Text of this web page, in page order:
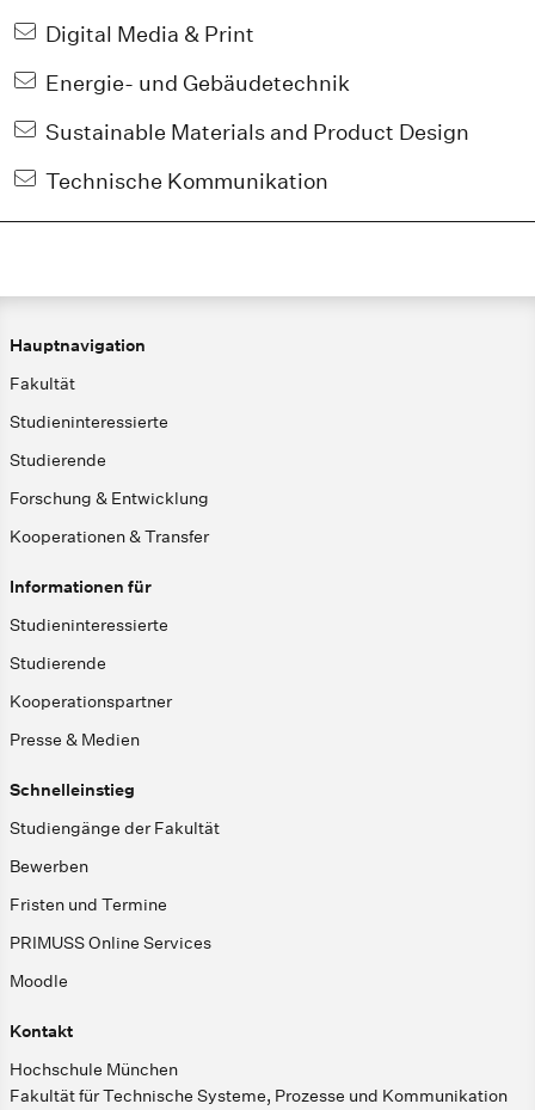
Digital Media & Print
Energie- und Gebäudetechnik
Sustainable Materials and Product Design
Technische Kommunikation
Hauptnavigation
Fakultät
Studieninteressierte
Studierende
Forschung & Entwicklung
Kooperationen & Transfer
Informationen für
Studieninteressierte
Studierende
Kooperationspartner
Presse & Medien
Schnelleinstieg
Studiengänge der Fakultät
Bewerben
Fristen und Termine
PRIMUSS Online Services
Moodle
Kontakt
Hochschule München
Fakultät für Technische Systeme, Prozesse und Kommunikation